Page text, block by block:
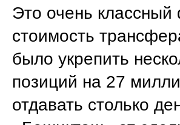
Это очень
стоимость
было укрепить
позиций на 27
отдавать столько